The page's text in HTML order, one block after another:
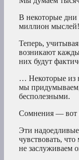
В некоторые дни
миллион мыслей!
Теперь,
возникают
них будут
… Некоторые из
мы
бесполезными.
Сомнения — вот
Эти
чувствовать,
не заслуживаем